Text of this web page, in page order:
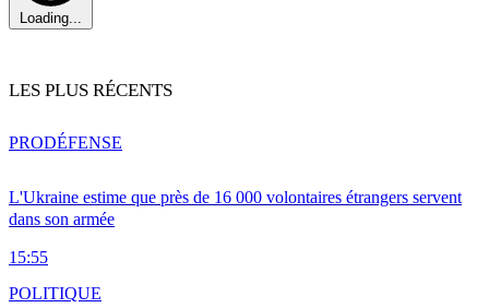
Loading...
LES PLUS RÉCENTS
L'Ukraine estime que près de 16 000 volontaires étrangers servent
dans son armée
15:55
PRODÉFENSE
POLITIQUE